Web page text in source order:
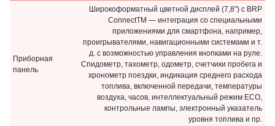
Приборная
панель
Широкоформатный цветной дисплей (7,8") с BRP
ConnectTM — интеграция со специальными
приложениями для смартфона, например,
проигрывателями, навигационными системами и т.
д. с возможностью управления кнопками на руле.
Спидометр, тахометр, одометр, счетчики пробега и
хронометр поездки, индикация среднего расхода
топлива, включенной передачи, температуры
воздуха, часов, интеллектуальный режим ЕСО,
контрольные лампы, электронный указатель
уровня топлива и пр.